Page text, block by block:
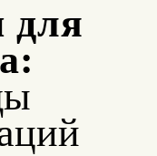
для